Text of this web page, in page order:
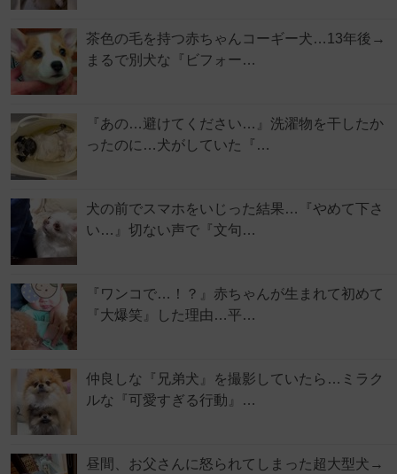
茶色の毛を持つ赤ちゃんコーギー犬…13年後→
まるで別犬な『ビフォー…
『あの…避けてください…』洗濯物を干したか
ったのに…犬がしていた『…
犬の前でスマホをいじった結果…『やめて下さ
い…』切ない声で『文句…
『ワンコで…！？』赤ちゃんが生まれて初めて
『大爆笑』した理由…平…
仲良しな『兄弟犬』を撮影していたら…ミラク
ルな『可愛すぎる行動』…
昼間、お父さんに怒られてしまった超大型犬→